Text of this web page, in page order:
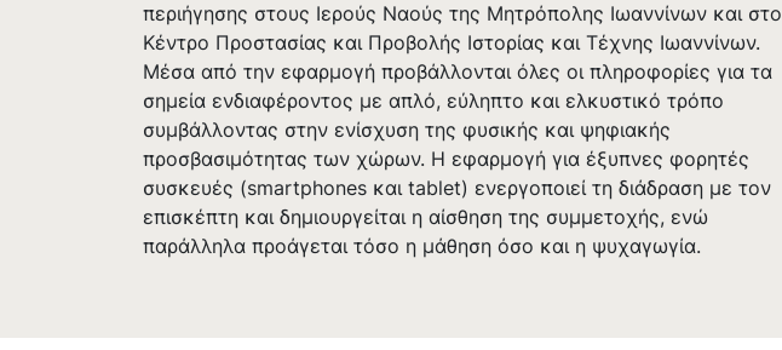
περιήγησης στους Ιερούς Ναούς της Μητρόπολης Ιωαννίνων και στο
Κέντρο Προστασίας και Προβολής Ιστορίας και Τέχνης Ιωαννίνων.
Μέσα από την εφαρμογή προβάλλονται όλες οι πληροφορίες για τα
σημεία ενδιαφέροντος με απλό, εύληπτο και ελκυστικό τρόπο
συμβάλλοντας στην ενίσχυση της φυσικής και ψηφιακής
προσβασιμότητας των χώρων. Η εφαρμογή για έξυπνες φορητές
συσκευές (smartphones και tablet) ενεργοποιεί τη διάδραση με τον
επισκέπτη και δημιουργείται η αίσθηση της συμμετοχής, ενώ
παράλληλα προάγεται τόσο η μάθηση όσο και η ψυχαγωγία.